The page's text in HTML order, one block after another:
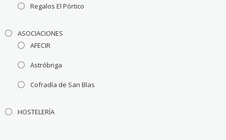
Regalos El Pórtico
ASOCIACIONES
AFECIR
Astróbriga
Cofradía de San Blas
HOSTELERÍA